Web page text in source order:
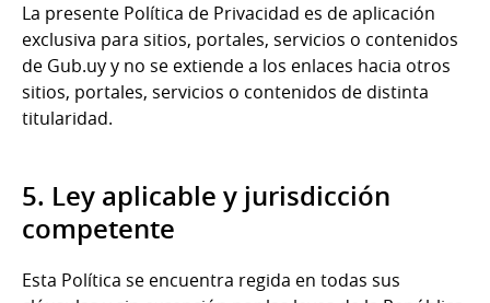
La presente Política de Privacidad es de aplicación
exclusiva para sitios, portales, servicios o contenidos
de Gub.uy y no se extiende a los enlaces hacia otros
sitios, portales, servicios o contenidos de distinta
titularidad.
5. Ley aplicable y jurisdicción
competente
Esta Política se encuentra regida en todas sus